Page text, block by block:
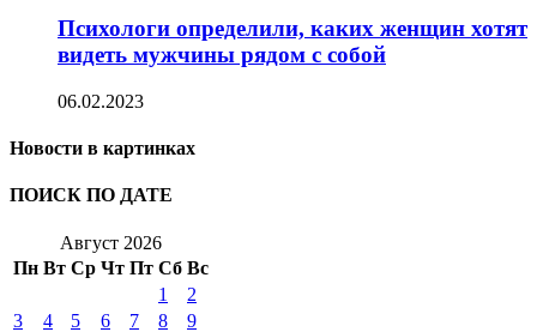
Психологи определили, каких женщин хотят
видеть мужчины рядом с собой
06.02.2023
Новости в картинках
ПОИСК ПО ДАТЕ
Август 2026
Пн Вт Ср Чт Пт Сб Вс
1
2
3
4 5 6 7 8
9